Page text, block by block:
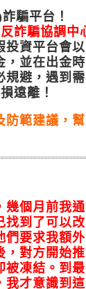
騙平台！
詐騙協調中
投資平台會以
，並在出金時
規避，遇到需
遠離！
防範建議，幫
幾個月前我通
找到了可以改
們要求我額外
，對方開始推
被凍結。到最
我才意識到這